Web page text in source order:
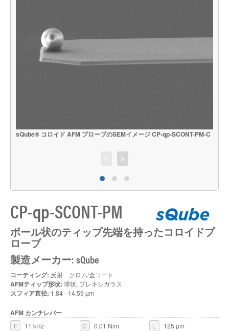
sQube® コロイド AFM プローブのSEMイメージ CP-qp-SCONT-PM-C
CP-qp-SCONT-PM
ボール状のティップ先端を持ったコロイドプ
ローブ
製造メーカー: sQube
コーティング: 反射 クロム/金コート
AFMティップ形状: 球状, プレキシガラス
スフィア直径: 1.84 - 14.59 µm
AFM カンチレバー
F 11 kHz C 0.01 N/m L
125 µm